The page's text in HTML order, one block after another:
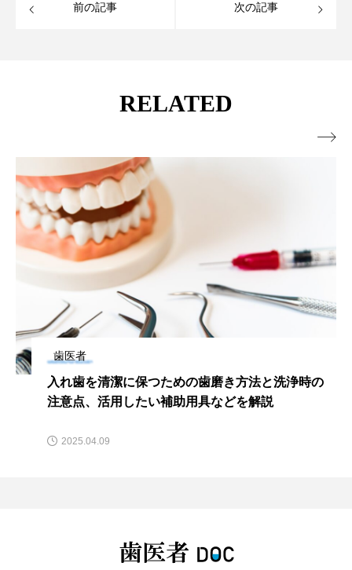
前の記事 次の記事
RELATED
歯医者
入れ歯を清潔に保つための歯磨き方法と洗浄時の
注意点、活用したい補助用具などを解説
2025.04.09
